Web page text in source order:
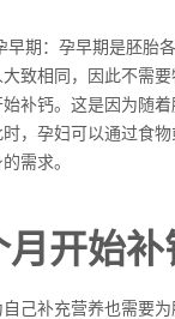
期：孕早期是胚胎
致相同，因此不需要
补钙。这是因为随
，孕妇可以通过食
需求。
开始补
己补充营养也需要